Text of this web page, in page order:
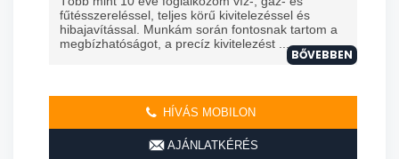
fűtésszereléssel, teljes körű kivitelezéssel és
hibajavítással. Munkám során fontosnak tartom a
megbízhatóságot, a precíz kivitelezést ...
BŐVEBBEN
HÍVÁS MOBILON
AJÁNLATKÉRÉS